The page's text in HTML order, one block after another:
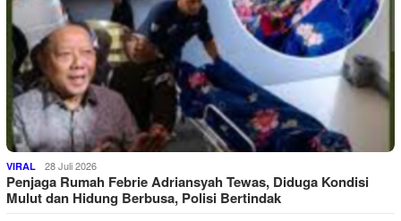
VIRAL 28 Juli 2026
Penjaga Rumah Febrie Adriansyah Tewas, Diduga Kondisi
Mulut dan Hidung Berbusa, Polisi Bertindak